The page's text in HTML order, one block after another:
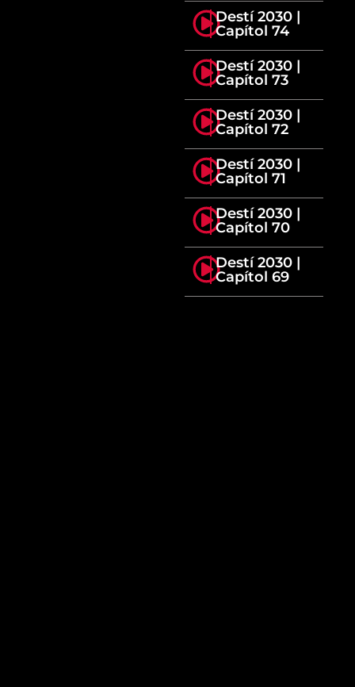
Destí 2030 |
Capítol 74
Destí 2030 |
Capítol 73
Destí 2030 |
Capítol 72
Destí 2030 |
Capítol 71
Destí 2030 |
Capítol 70
Destí 2030 |
Capítol 69